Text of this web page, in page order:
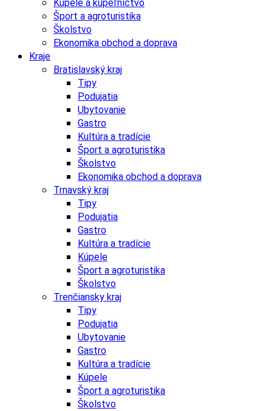
Kúpele a kúpeľníctvo
Šport a agroturistika
Školstvo
Ekonomika obchod a doprava
Kraje
Bratislavský kraj
Tipy
Podujatia
Ubytovanie
Gastro
Kultúra a tradície
Šport a agroturistika
Školstvo
Ekonomika obchod a doprava
Trnavský kraj
Tipy
Podujatia
Gastro
Kultúra a tradície
Kúpele
Šport a agroturistika
Školstvo
Trenčiansky kraj
Tipy
Podujatia
Ubytovanie
Gastro
Kultúra a tradície
Kúpele
Šport a agroturistika
Školstvo